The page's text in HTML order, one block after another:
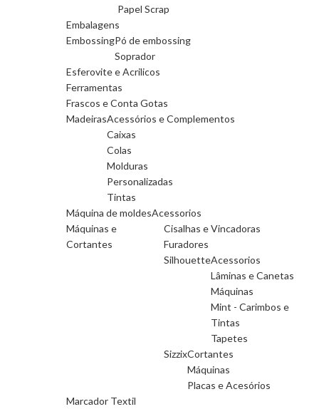
Papel Scrap
Embalagens
EmbossingPó de embossing
Soprador
Esferovite e Acrilicos
Ferramentas
Frascos e Conta Gotas
MadeirasAcessórios e Complementos
Caixas
Colas
Molduras
Personalizadas
Tintas
Máquina de moldesAcessorios
Máquinas e
Cortantes
Cisalhas e Vincadoras
Furadores
SilhouetteAcessorios
Lâminas e Canetas
Máquinas
Mint - Carimbos e
Tintas
Tapetes
SizzixCortantes
Máquinas
Placas e Acesórios
Marcador Textil